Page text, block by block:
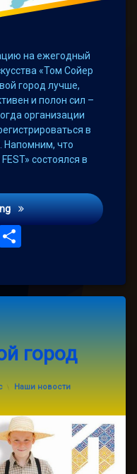
на ежегодный
«Том Сойер
город лучше,
и полон сил –
организации
в
Напомним, что
состоялся в
До конца регистрации
Pinterest
город
Categories:
Наши новости